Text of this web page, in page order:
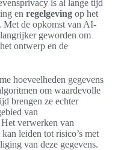
is al lange tijd
en regelgeving op het
Met de opkomst van AI-
geworden om
ontwerp en de
hoeveelheden gegevens
om waardevolle
brengen ze echter
van
verwerken van
leiden tot risico’s met
van deze gegevens.